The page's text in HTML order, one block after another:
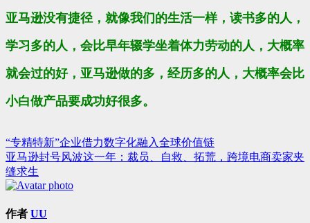
亚马逊没有捷径，就像我们的生活一样，读书多的人，
学习多的人，会比早年辍学坐着体力劳动的人，大概率
就会过的好，亚马逊做的多，经历多的人，大概率会比
小白做产品要成功好很多。
文
章
导
航
“专精特新”企业借力数字化融入全球价值链
亚马逊封号风波这一年：裁员、自救、拓荒，跨境电商卖家夹
缝求生
作者 UU